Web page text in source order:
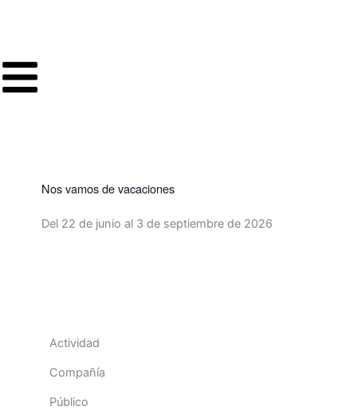
Nos vamos de vacaciones
Del 22 de junio al 3 de septiembre de 2026
Actividad
Compañía
Público